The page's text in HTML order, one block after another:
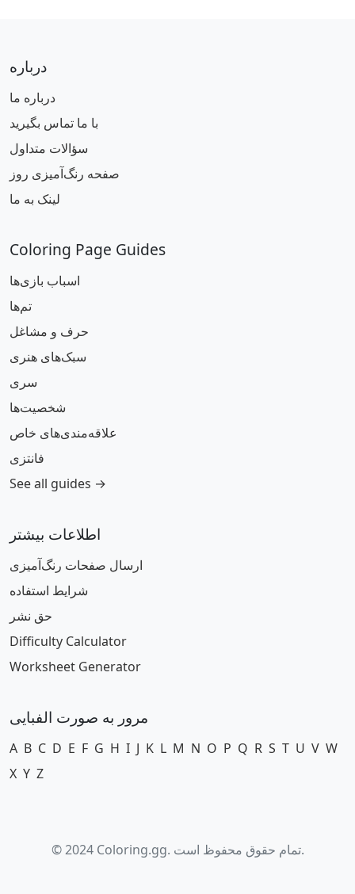
درباره
درباره ما
با ما تماس بگیرید
سؤالات متداول
صفحه رنگ‌آمیزی روز
لینک به ما
Coloring Page Guides
اسباب بازی‌ها
تم‌ها
حرف و مشاغل
سبک‌های هنری
سری
شخصیت‌ها
علاقه‌مندی‌های خاص
فانتزی
See all guides →
اطلاعات بیشتر
ارسال صفحات رنگ‌آمیزی
شرایط استفاده
حق نشر
Difficulty Calculator
Worksheet Generator
مرور به صورت الفبایی
A B C D E F G H I J K L M N O P Q R S T U V W
X Y Z
© 2024 Coloring.gg. تمام حقوق محفوظ است.